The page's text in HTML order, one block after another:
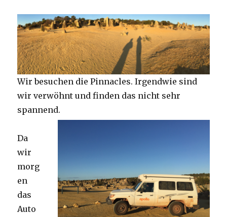
Wir besuchen die Pinnacles. Irgendwie sind
wir verwöhnt und finden das nicht sehr
spannend.
Da
wir
morg
en
das
Auto